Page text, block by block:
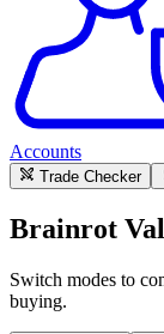
Accounts
Trade Checker
Brainrot
Switch modes to
buying.